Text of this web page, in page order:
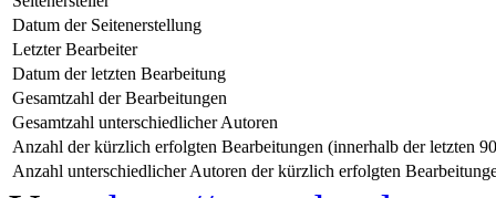
Datum der Seitenerstellung
Letzter Bearbeiter
Datum der letzten Bearbeitung
Gesamtzahl der Bearbeitungen
Gesamtzahl unterschiedlicher Autoren
Anzahl der kürzlich erfolgten Bearbeitungen (innerhalb der letzten
Anzahl unterschiedlicher Autoren der kürzlich erfolgten